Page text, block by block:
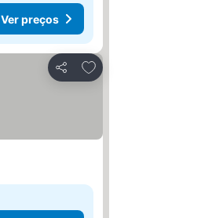
Ver preços
Partilhar
Adicionar aos favoritos